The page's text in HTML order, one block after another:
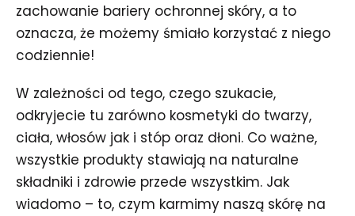
zachowanie bariery ochronnej skóry, a to
oznacza, że możemy śmiało korzystać z niego
codziennie!
W zależności od tego, czego szukacie,
odkryjecie tu zarówno kosmetyki do twarzy,
ciała, włosów jak i stóp oraz dłoni. Co ważne,
wszystkie produkty stawiają na naturalne
składniki i zdrowie przede wszystkim. Jak
wiadomo – to, czym karmimy naszą skórę na